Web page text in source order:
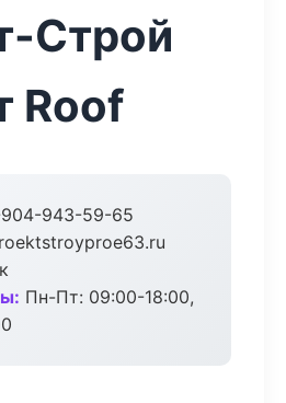
Строй
Roof
943-59-65
Пн-Пт: 09:00-18:00,